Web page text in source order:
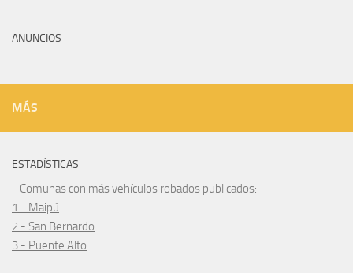
ANUNCIOS
MÁS
ESTADÍSTICAS
- Comunas con más vehículos robados publicados:
1.- Maipú
2.- San Bernardo
3.- Puente Alto